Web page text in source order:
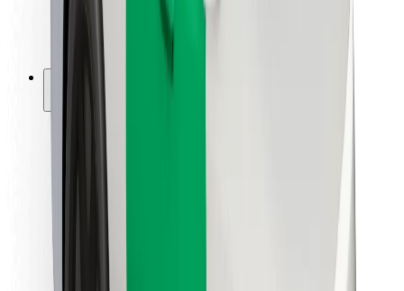
Letiště
Nabíjecí stanice Bolt
Pro cestující
Pro řidiče
Pro kurýry
Bolt Food
Pro flotilové partnery